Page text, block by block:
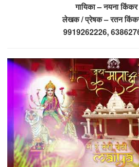
गायिका – नयना
लेखक / प्रेषक – रतन
9919262226,